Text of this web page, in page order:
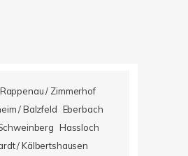
/ Zimmerhof
/ Balzfeld Eberbach
Hassloch
/ Kälbertshausen